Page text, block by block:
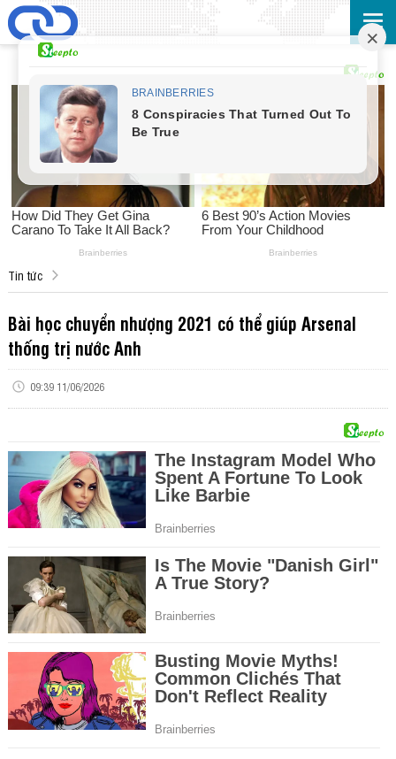
Tin tức
Bài học chuyển nhượng 2021 có thể giúp Arsenal
thống trị nước Anh
09:39 11/06/2026